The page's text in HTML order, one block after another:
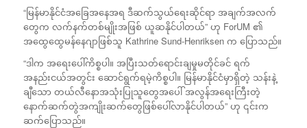
“မြန်မာနိုင်ငံအခြေအနေအရ ဒီဆက်သွယ်ရေးဆိုင်ရာ အချက်အလက်
တွေက လက်နက်တစ်မျိုးအဖြစ် ယူဆနိုင်ပါတယ်” ဟု ForUM ၏
အထွေထွေမန်နေဂျာဖြစ်သူ Kathrine Sund-Henriksen က ပြောသည်။​
“ဒါက အရေးပေါ်ကိစ္စပါ။ အပြီးသတ်ရောင်းချမှုမတိုင်ခင် ရက်
အနည်းငယ်အတွင်း ဆောင်ရွက်ရမဲ့ကိစ္စပါ။ မြန်မာနိုင်ငံမှာရှိတဲ့ သန်းနဲ့
ချီသော တယ်လီနောအသုံးပြုသူတွေအပေါ် အလွန်အရေးကြီးတဲ့
နောက်ဆက်တွဲအကျိုးဆက်တွေဖြစ်ပေါ်လာနိုင်ပါတယ်” ဟု ၎င်းက
ဆက်ပြောသည်။